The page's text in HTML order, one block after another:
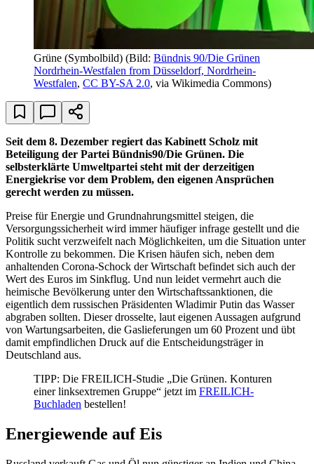
Grüne (Symbolbild) (Bild: Bündnis 90/Die Grünen
Nordrhein-Westfalen from Düsseldorf, Nordrhein-
Westfalen, CC BY-SA 2.0, via Wikimedia Commons)
Seit dem 8. Dezember regiert das Kabinett Scholz mit
Beteiligung der Partei Bündnis90/Die Grünen. Die
selbsterklärte Umweltpartei steht mit der derzeitigen
Energiekrise vor dem Problem, den eigenen Ansprüchen
gerecht werden zu müssen.
Preise für Energie und Grundnahrungsmittel steigen, die
Versorgungssicherheit wird immer häufiger infrage gestellt und die
Politik sucht verzweifelt nach Möglichkeiten, um die Situation unter
Kontrolle zu bekommen. Die Krisen häufen sich, neben dem
anhaltenden Corona-Schock der Wirtschaft befindet sich auch der
Wert des Euros im Sinkflug. Und nun leidet vermehrt auch die
heimische Bevölkerung unter den Wirtschaftssanktionen, die
eigentlich dem russischen Präsidenten Wladimir Putin das Wasser
abgraben sollten. Dieser drosselte, laut eigenen Aussagen aufgrund
von Wartungsarbeiten, die Gaslieferungen um 60 Prozent und übt
damit empfindlichen Druck auf die Entscheidungsträger in
Deutschland aus.
TIPP: Die FREILICH-Studie „Die Grünen. Konturen
einer linksextremen Gruppe“ jetzt im FREILICH-
Buchladen bestellen!
Energiewende auf Eis